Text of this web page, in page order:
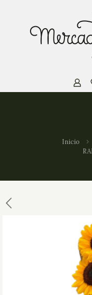
Inicio